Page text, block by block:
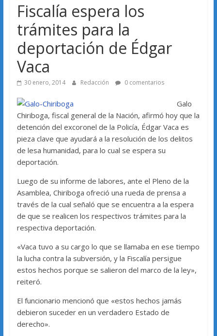
Fiscalía espera los
trámites para la
deportación de Édgar
Vaca
30 enero, 2014 Redacción 0 comentarios
Galo
Chiriboga, fiscal general de la Nación, afirmó hoy que la
detención del excoronel de la Policía, Édgar Vaca es
pieza clave que ayudará a la resolución de los delitos
de lesa humanidad, para lo cual se espera su
deportación.
Luego de su informe de labores, ante el Pleno de la
Asamblea, Chiriboga ofreció una rueda de prensa a
través de la cual señaló que se encuentra a la espera
de que se realicen los respectivos trámites para la
respectiva deportación.
«Vaca tuvo a su cargo lo que se llamaba en ese tiempo
la lucha contra la subversión, y la Fiscalía persigue
estos hechos porque se salieron del marco de la ley»,
reiteró.
El funcionario mencionó que «estos hechos jamás
debieron suceder en un verdadero Estado de
derecho».